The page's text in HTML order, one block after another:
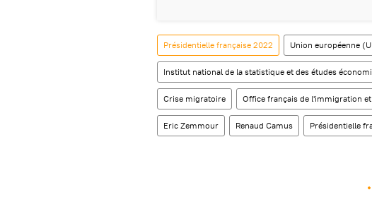
Présidentielle française 2022 Union européenne
Institut national de la statistique et des études
Crise migratoire Office français de l'immigration
Eric Zemmour Renaud Camus Présidentielle